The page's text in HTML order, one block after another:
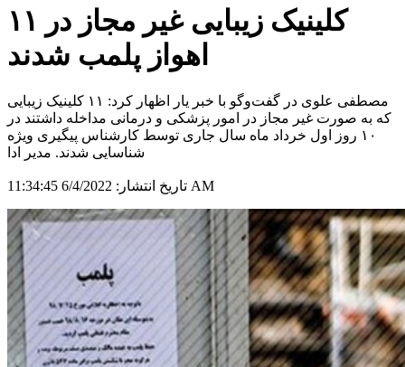
۱۱ کلینیک زیبایی غیر مجاز در
اهواز پلمب شدند
مصطفی علوی در گفت‌وگو با خبر یار اظهار کرد: ۱۱ کلینیک زیبایی
که به صورت غیر مجاز در امور پزشکی و درمانی مداخله داشتند در
۱۰ روز اول خرداد ماه سال جاری توسط کارشناس پیگیری ویژه
شناسایی شدند. مدیر ادا
تاریخ انتشار: 6/4/2022 11:34:45 AM